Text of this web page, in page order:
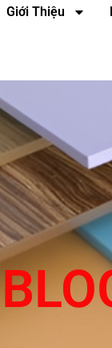
Giới Thiệu